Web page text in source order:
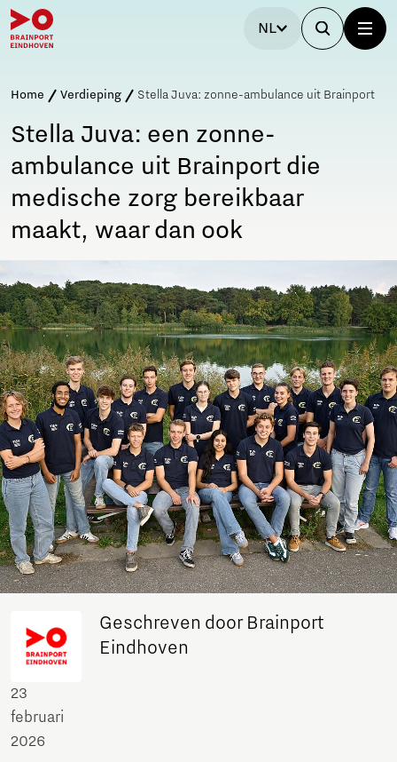
NL
Home Verdieping Stella Juva: zonne-ambulance uit Brainport
Stella Juva: een zonne-
ambulance uit Brainport die
medische zorg bereikbaar
maakt, waar dan ook
Geschreven door Brainport
Eindhoven
23
februari
2026